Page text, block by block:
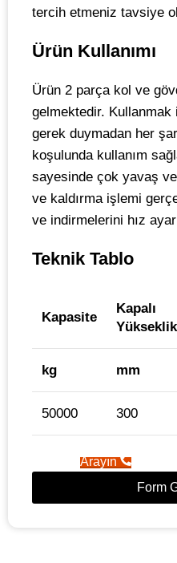
tercih etmeniz tavsiye
Ürün Kullanımı
Ürün 2 parça kol ve
gelmektedir.
gerek duymadan her
koşulunda kullanım
sayesinde çok yavaş
ve kaldırma işlemi
ve indirmelerini hız
Teknik Tablo
Kapasite
Kapalı
Yükseklik
kg mm
50000 300
Arayın
Form